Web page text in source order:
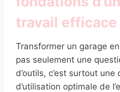
travail efficace
Transformer un garage
pas seulement une
d’outils, c’est surtout
d’utilisation optimale de